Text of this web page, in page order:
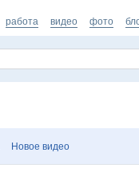
работа видео фото
Новое видео